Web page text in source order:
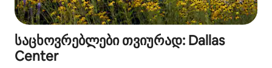
საცხოვრებლები თვიურად: Dallas
Center